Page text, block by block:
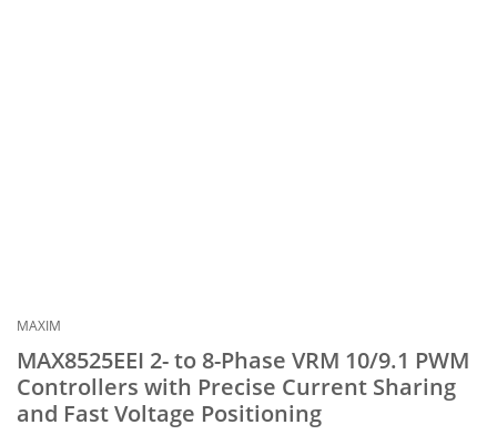
MAXIM
MAX8525EEI 2- to 8-Phase VRM 10/9.1 PWM
Controllers with Precise Current Sharing
and Fast Voltage Positioning